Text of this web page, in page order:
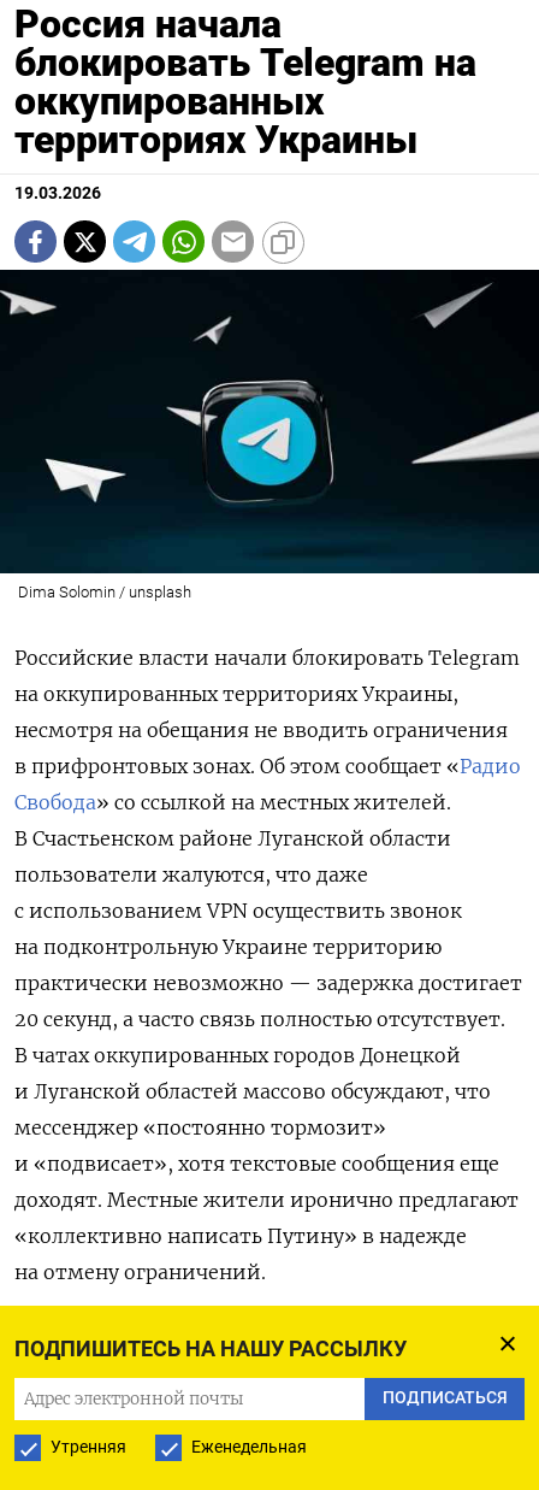
ПОДПИШИТЕСЬ НА НАШУ РАССЫЛКУ
ПОДПИСАТЬСЯ
Утренняя Еженедельная
Россия начала
блокировать Telegram на
оккупированных
территориях Украины
19.03.2026
Dima Solomin / unsplash
Российские власти начали блокировать Telegram
на оккупированных территориях Украины,
несмотря на обещания не вводить ограничения
в прифронтовых зонах. Об этом сообщает «Радио
Свобода» со ссылкой на местных жителей.
В Счастьенском районе Луганской области
пользователи жалуются, что даже
с использованием VPN осуществить звонок
на подконтрольную Украине территорию
практически невозможно — задержка достигает
20 секунд, а часто связь полностью отсутствует.
В чатах оккупированных городов Донецкой
и Луганской областей массово обсуждают, что
мессенджер «постоянно тормозит»
и «подвисает», хотя текстовые сообщения еще
доходят. Местные жители иронично предлагают
«коллективно написать Путину» в надежде
на отмену ограничений.
Проблемы с Telegram на оккупированных
территориях происходят на фоне тотального
замедления мессенджера в России. Согласно
даннымсервиса Merilo, в период с 9 по 15 марта